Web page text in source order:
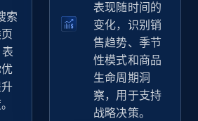
on products using
Seller name, Seller rating,
Root category, and
索
表
表现随时间的
变化，识别销
售趋势、季节
性模式和商品
生命周期洞
察，用于支持
战略决策。